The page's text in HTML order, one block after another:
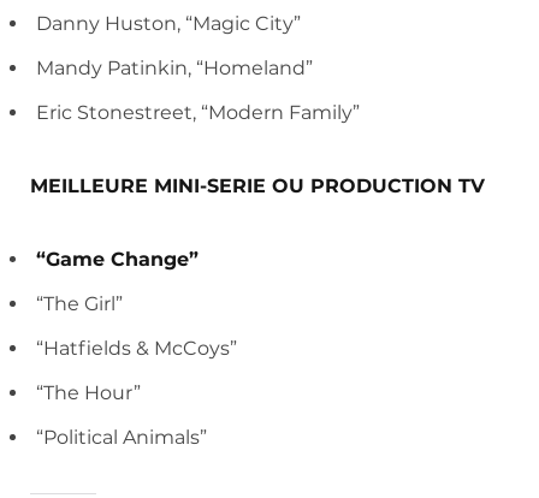
Danny Huston, “Magic City”
Mandy Patinkin, “Homeland”
Eric Stonestreet, “Modern Family”
MEILLEURE MINI-SERIE OU PRODUCTION TV
“Game Change”
“The Girl”
“Hatfields & McCoys”
“The Hour”
“Political Animals”